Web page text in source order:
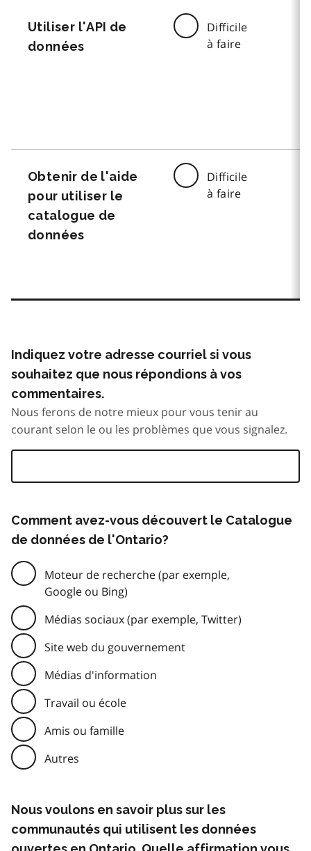
Utiliser l'API de
données
Difficile
à faire
Obtenir de l'aide
pour utiliser le
catalogue de
données
Difficile
à faire
Indiquez votre adresse courriel si vous
souhaitez que nous répondions à vos
commentaires.
Nous ferons de notre mieux pour vous tenir au
courant selon le ou les problèmes que vous signalez.
Comment avez-vous découvert le Catalogue
de données de l'Ontario?
Moteur de recherche (par exemple,
Google ou Bing)
Médias sociaux (par exemple, Twitter)
Site web du gouvernement
Médias d'information
Travail ou école
Amis ou famille
Autres
Nous voulons en savoir plus sur les
communautés qui utilisent les données